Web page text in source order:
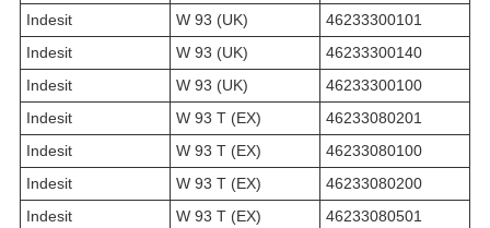
Indesit
W 93 (UK)
46233300101
Indesit
W 93 (UK)
46233300140
Indesit
W 93 (UK)
46233300100
Indesit
W 93 T (EX)
46233080201
Indesit
W 93 T (EX)
46233080100
Indesit
W 93 T (EX)
46233080200
Indesit
W 93 T (EX) 46233080501